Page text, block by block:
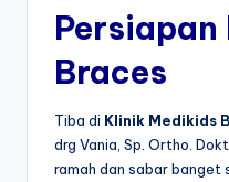
Persiapan
Braces
Tiba di Klinik Medikids
drg Vania, Sp. Ortho.
ramah dan sabar